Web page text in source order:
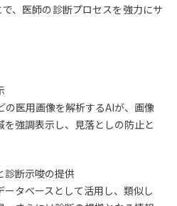
、医師の診断プロセスを強力にサ
の医用画像を解析するAIが、画像
強調表示し、見落としの防止と
診断示唆の提供
タベースとして活用し、類似し